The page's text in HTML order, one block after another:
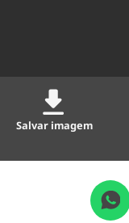
Salvar imagem